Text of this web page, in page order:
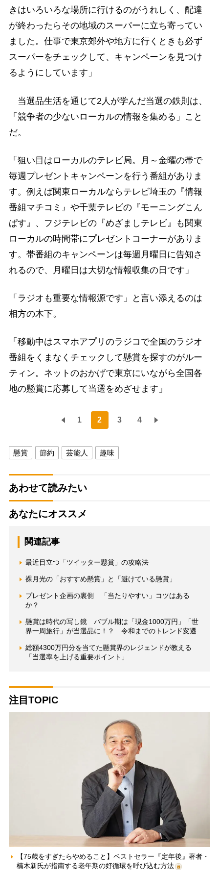
きはいろいろな場所に行けるのがうれしく、配達
が終わったらその地域のスーパーに立ち寄ってい
ました。仕事で東京郊外や地方に行くときも必ず
スーパーをチェックして、キャンペーンを見つけ
るようにしています」
当選品生活を通じて2人が学んだ当選の鉄則は、
「競争者の少ないローカルの情報を集める」こと
だ。
「狙い目はローカルのテレビ局。月～金曜の帯で
毎週プレゼントキャンペーンを行う番組がありま
す。例えば関東ローカルならテレビ埼玉の『情報
番組マチコミ』や千葉テレビの『モーニングこん
ぱす』、フジテレビの『めざましテレビ』も関東
ローカルの時間帯にプレゼントコーナーがありま
す。帯番組のキャンペーンは毎週月曜日に告知さ
れるので、月曜日は大切な情報収集の日です」
「ラジオも重要な情報源です」と言い添えるのは
相方の木下。
「移動中はスマホアプリのラジコで全国のラジオ
番組をくまなくチェックして懸賞を探すのがルー
ティン。ネットのおかげで東京にいながら全国各
地の懸賞に応募して当選をめざせます」
1 2 3 4
懸賞 節約 芸能人 趣味
あわせて読みたい
あなたにオススメ
関連記事
最近目立つ「ツイッター懸賞」の攻略法
裸月光の「おすすめ懸賞」と「避けている懸賞」
プレゼント企画の裏側 「当たりやすい」コツはある
か？
懸賞は時代の写し鏡 バブル期は「現金1000万円」「世
界一周旅行」が当選品に！？ 令和までのトレンド変遷
総額4300万円分を当てた懸賞界のレジェンドが教える
「当選率を上げる重要ポイント」
注目TOPIC
【75歳をすぎたらやめること】ベストセラー『定年後』著者・
楠木新氏が指南する老年期の好循環を呼び込む方法